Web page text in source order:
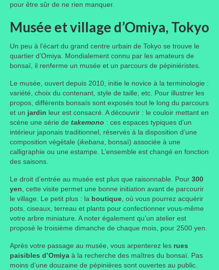
pour être sûr de ne rien manquer.
Musée et village d’Omiya, Tokyo
Un peu à l’écart du grand centre urbain de Tokyo se trouve le
quartier d’Omiya. Mondialement connu par les amateurs de
bonsaï, il renferme un musée et un parcours de pépiniéristes.
Le musée, ouvert depuis 2010, initie le novice à la terminologie :
variété, choix du contenant, style de taille, etc. Pour illustrer les
propos, différents bonsaïs sont exposés tout le long du parcours
et un jardin leur est consacré. A découvrir : le couloir mettant en
scène une série de takemono : ces espaces typiques d’un
intérieur japonais traditionnel, réservés à la disposition d’une
composition végétale (ikebana , bonsaï) associée à une
calligraphie ou une estampe. L’ensemble est changé en fonction
des saisons.
Le droit d’entrée au musée est plus que raisonnable. Pour 300
yen , cette visite permet une bonne initiation avant de parcourir
le village. Le petit plus : la boutique où vous pourrez acquérir
pots, ciseaux, terreau et plants pour confectionner vous-même
votre arbre miniature. A noter également qu’un atelier est
proposé le troisième dimanche de chaque mois, pour 2500 yen.
Après votre passage au musée, vous arpenterez les rues
paisibles d’Omiya à la recherche des maîtres du bonsaï. Pas
moins d’une douzaine de pépinières sont ouvertes au public.